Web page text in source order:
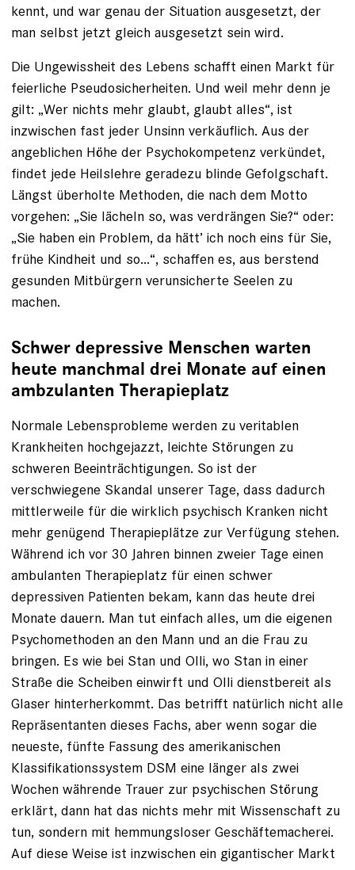
kennt, und war genau der Situation ausgesetzt, der
man selbst jetzt gleich ausgesetzt sein wird.
Die Ungewissheit des Lebens schafft einen Markt für
feierliche Pseudosicherheiten. Und weil mehr denn je
gilt: „Wer nichts mehr glaubt, glaubt alles“, ist
inzwischen fast jeder Unsinn verkäuflich. Aus der
angeblichen Höhe der Psycho­kompetenz verkündet,
findet jede Heilslehre geradezu blinde Gefolgschaft.
Längst überholte Methoden, die nach dem Motto
vorgehen: „Sie lächeln so, was verdrängen Sie?“ oder:
„Sie haben ein Problem, da hätt’ ich noch eins für Sie,
frühe Kindheit und so...“, schaffen es, aus bers­tend
gesunden Mitbürgern verunsicherte Seelen zu
machen.
Schwer depressive Menschen warten
heute manchmal drei Monate auf einen
ambzulanten Therapieplatz
Normale Lebensprobleme werden zu veritablen
Krankheiten hochgejazzt, leichte Störungen zu
schweren Beeinträchtigungen. So ist der
verschwiegene Skandal unserer Tage, dass dadurch
mittlerweile für die wirklich psychisch Kranken nicht
mehr genügend Therapieplätze zur Verfügung stehen.
Während ich vor 30 Jahren binnen zweier Tage einen
ambulanten Therapieplatz für einen schwer
depressiven Patienten bekam, kann das heute drei
Monate dauern. Man tut einfach alles, um die eigenen
Psychomethoden an den Mann und an die Frau zu
bringen. Es wie bei Stan und Olli, wo Stan in einer
Straße die Scheiben einwirft und Olli dienstbereit als
Glaser hinterherkommt. Das betrifft natürlich nicht alle
Repräsentanten dieses Fachs, aber wenn sogar die
neueste, fünfte Fassung des amerikanischen
Klassifikationssystem DSM eine länger als zwei
Wochen währende Trauer zur psychischen Störung
erklärt, dann hat das nichts mehr mit Wissenschaft zu
tun, sondern mit hemmungsloser Geschäftemacherei.
Auf diese Weise ist inzwischen ein ­gigantischer Markt